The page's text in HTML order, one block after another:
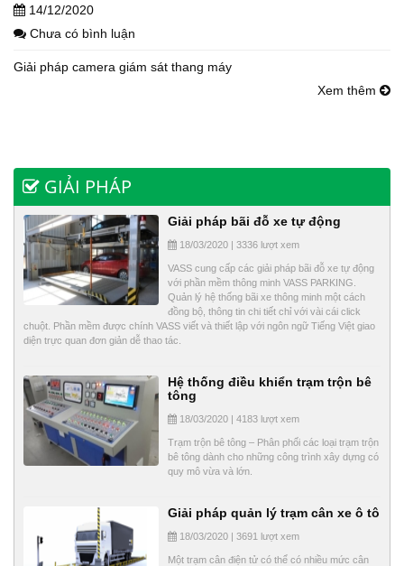
14/12/2020
Chưa có bình luận
Giải pháp camera giám sát thang máy
Xem thêm
GIẢI PHÁP
Giải pháp bãi đỗ xe tự động
18/03/2020 | 3336 lượt xem
VASS cung cấp các giải pháp bãi đỗ xe tự động
với phần mềm thông minh VASS PARKING.
Quản lý hệ thống bãi xe thông minh một cách
đồng bộ, thông tin chi tiết chỉ với vài cái click
chuột. Phần mềm được chính VASS viết và thiết lập với ngôn ngữ Tiếng Việt giao
diện trực quan đơn giản dễ thao tác.
Hệ thống điều khiển trạm trộn bê
tông
18/03/2020 | 4183 lượt xem
Trạm trộn bê tông – Phân phối các loại trạm trộn
bê tông dành cho những công trình xây dựng có
quy mô vừa và lớn.
Giải pháp quản lý trạm cân xe ô tô
18/03/2020 | 3691 lượt xem
Một trạm cân điện tử có thể có nhiều mức cân